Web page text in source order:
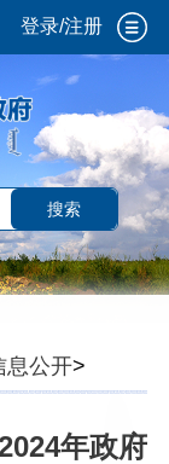
登录/注册
搜索
息公开>
局
年政府